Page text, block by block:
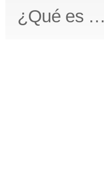
¿Qué es …